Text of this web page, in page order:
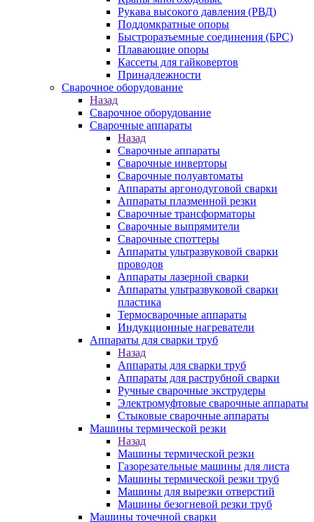
Рукава высокого давления (РВД)
Поддомкратные опоры
Быстроразъемные соединения (БРС)
Плавающие опоры
Кассеты для гайковертов
Принадлежности
Сварочное оборудование
Назад
Сварочное оборудование
Сварочные аппараты
Назад
Сварочные аппараты
Сварочные инверторы
Сварочные полуавтоматы
Аппараты аргонодуговой сварки
Аппараты плазменной резки
Сварочные трансформаторы
Сварочные выпрямители
Сварочные споттеры
Аппараты ультразвуковой сварки
проводов
Аппараты лазерной сварки
Аппараты ультразвуковой сварки
пластика
Термосварочные аппараты
Индукционные нагреватели
Аппараты для сварки труб
Назад
Аппараты для сварки труб
Аппараты для раструбной сварки
Ручные сварочные экструдеры
Электромуфтовые сварочные аппараты
Стыковые сварочные аппараты
Машины термической резки
Назад
Машины термической резки
Газорезательные машины для листа
Машины термической резки труб
Машины для вырезки отверстий
Машины безогневой резки труб
Машины точечной сварки